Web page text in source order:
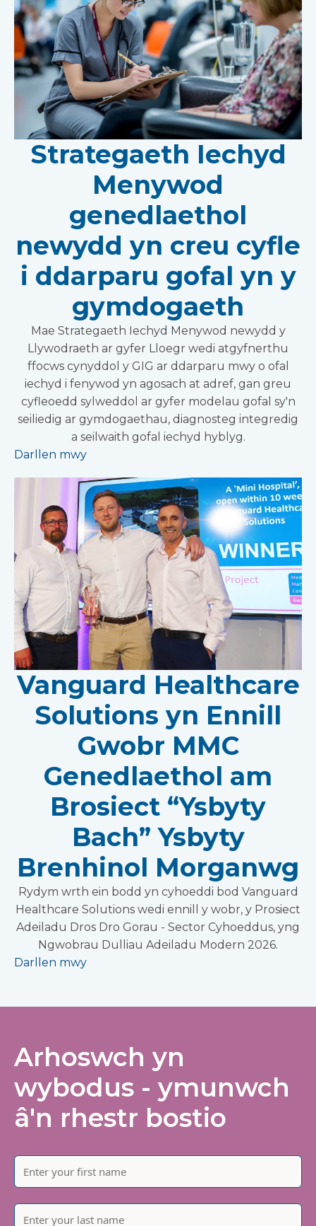
Strategaeth Iechyd
Menywod
genedlaethol
newydd yn creu cyfle
i ddarparu gofal yn y
gymdogaeth
Mae Strategaeth Iechyd Menywod newydd y
Llywodraeth ar gyfer Lloegr wedi atgyfnerthu
ffocws cynyddol y GIG ar ddarparu mwy o ofal
iechyd i fenywod yn agosach at adref, gan greu
cyfleoedd sylweddol ar gyfer modelau gofal sy'n
seiliedig ar gymdogaethau, diagnosteg integredig
a seilwaith gofal iechyd hyblyg.
Darllen mwy
Vanguard Healthcare
Solutions yn Ennill
Gwobr MMC
Genedlaethol am
Brosiect “Ysbyty
Bach” Ysbyty
Brenhinol Morganwg
Rydym wrth ein bodd yn cyhoeddi bod Vanguard
Healthcare Solutions wedi ennill y wobr, y Prosiect
Adeiladu Dros Dro Gorau - Sector Cyhoeddus, yng
Ngwobrau Dulliau Adeiladu Modern 2026.
Darllen mwy
Arhoswch yn
wybodus - ymunwch
â'n rhestr bostio